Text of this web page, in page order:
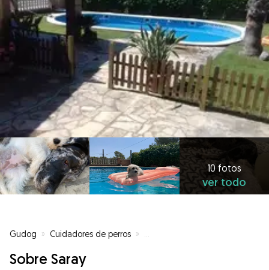
10 fotos
ver todo
Gudog » Cuidadores de perros »
Sobre Saray